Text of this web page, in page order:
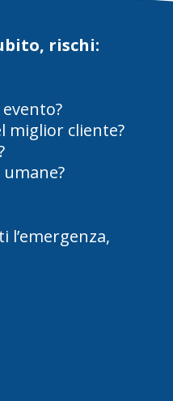
rischi:
miglior cliente?
l’emergenza,